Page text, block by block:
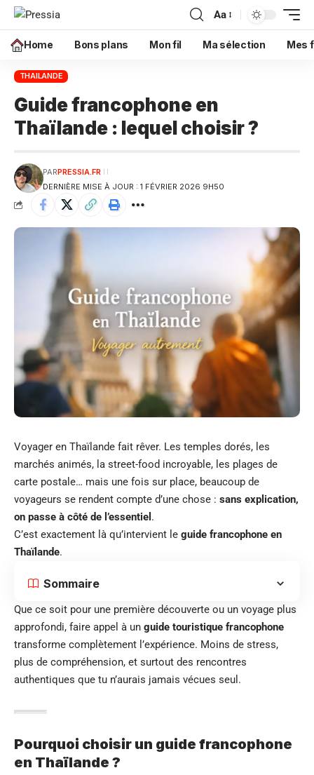
Aa
Home Bons plans Mon fil Ma sélection Mes
THAILANDE
Guide francophone en
Thaïlande : lequel choisir ?
DERNIÈRE MISE À JOUR : 1 FÉVRIER 2026 9H50
PARPRESSIA.FR
Voyager en Thaïlande fait rêver. Les temples dorés, les
marchés animés, la street-food incroyable, les plages de
carte postale… mais une fois sur place, beaucoup de
voyageurs se rendent compte d’une chose : sans explication,
on passe à côté de l’essentiel .
C’est exactement là qu’intervient le guide francophone en
Thaïlande.
Sommaire
Que ce soit pour une première découverte ou un voyage plus
approfondi, faire appel à un guide touristique francophone
transforme complètement l’expérience. Moins de stress,
plus de compréhension, et surtout des rencontres
authentiques que tu n’aurais jamais vécues seul.
Pourquoi choisir un guide francophone
en Thaïlande ?